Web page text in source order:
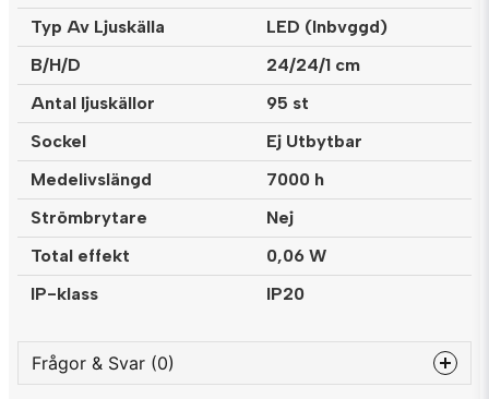
Typ Av Ljuskälla
LED (Inbvggd)
B/H/D
24/24/1 cm
Antal ljuskällor
95 st
Sockel
Ej Utbytbar
Medelivslängd
7000 h
Strömbrytare
Nej
Total effekt
0,06 W
IP-klass
IP20
Frågor & Svar (0)